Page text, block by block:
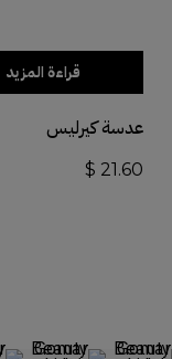
قراءة المزيد
عدسة كيرليس
$ 21.60